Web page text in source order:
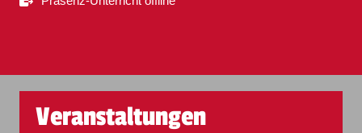
Veranstaltungen